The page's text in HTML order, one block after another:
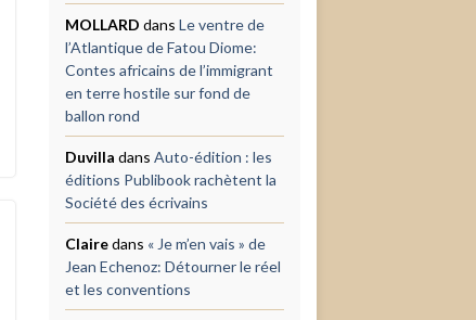
MOLLARD dans Le ventre de
l’Atlantique de Fatou Diome:
Contes africains de l’immigrant
en terre hostile sur fond de
ballon rond
Duvilla dans Auto-édition : les
éditions Publibook rachètent la
Société des écrivains
Clairedans « Je m’en vais » de
Jean Echenoz: Détourner le réel
et les conventions